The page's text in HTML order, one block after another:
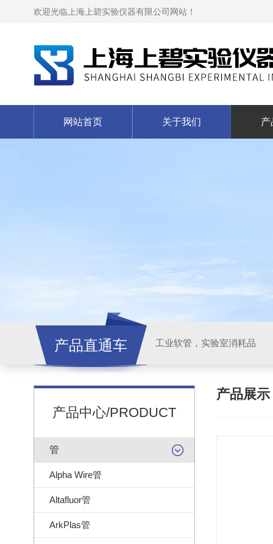
欢迎光临上海上碧实验仪器有限公司网站！
网站首页 关于我们 产
产品直通车 工业软管，实验室消耗品
产品中心/PRODUCT
管
Alpha Wire管
Altafluor管
ArkPlas管
产品展示